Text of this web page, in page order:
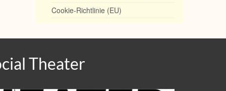
Cookie-Richtlinie (EU)
Theater